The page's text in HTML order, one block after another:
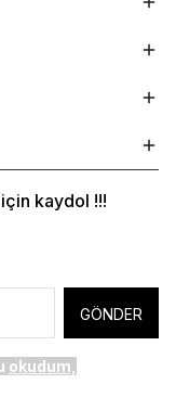
kaydol !!!
GÖNDER
okudum,